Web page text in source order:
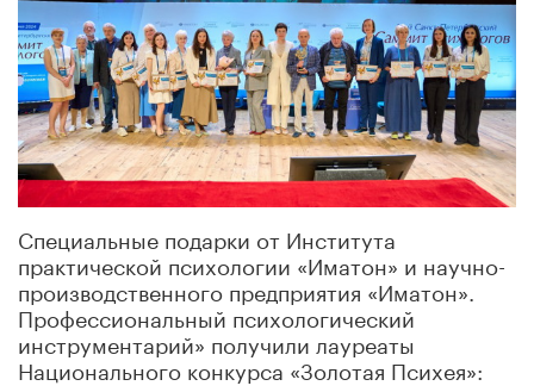
Специальные подарки от Института
практической психологии «Иматон» и научно-
производственного предприятия «Иматон».
Профессиональный психологический
инструментарий» получили лауреаты
Национального конкурса «Золотая Психея»: